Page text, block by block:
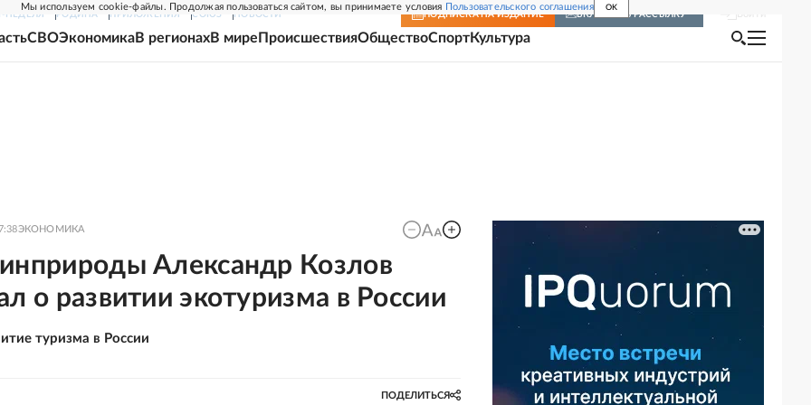
Мы используем cookie-файлы. Продолжая пользоваться сайтом, вы принимаете условия Пользовательского соглашения OK
НЕДЕЛЯ РОДИНА ПРИЛОЖЕНИЯ СОЮЗ НОВОСТИ ПОДПИСКА НА ИЗДАНИЕ ВКЛЮЧИТЬ РАССЫЛКУ
СВОЭкономикаВ регионахВ мире ПроисшествияОбществоСпортКультура
ЭКОНОМИКА
Александр Козлов
о развитии экотуризма в России
туризма в России
ПОДЕЛИТЬСЯ